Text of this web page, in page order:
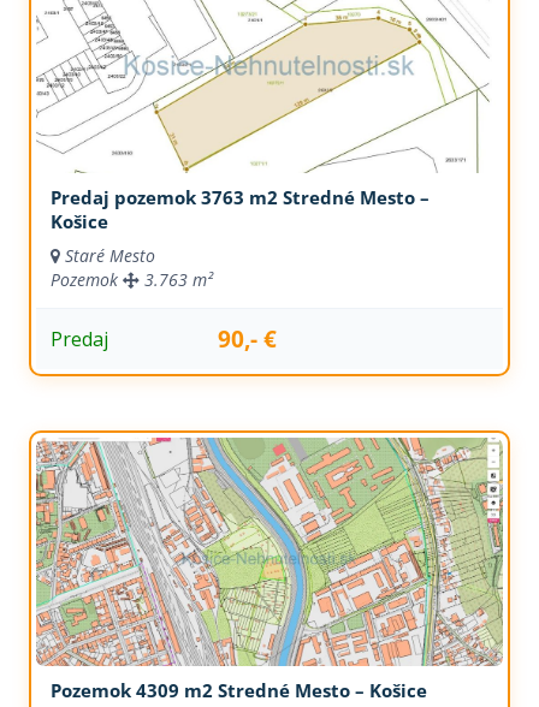
Predaj pozemok 3763 m2 Stredné Mesto –
Košice
Staré Mesto
Pozemok
3.763 m²
Predaj 90,- €
Pozemok 4309 m2 Stredné Mesto – Košice